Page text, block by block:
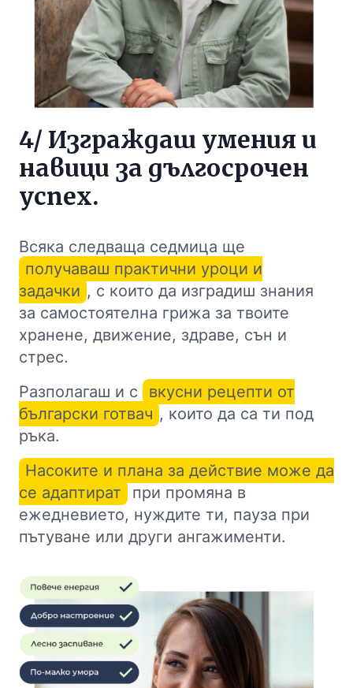
4/ Изграждаш умения и
навици за дългосрочен
успех.
Всяка следваща седмица ще
получаваш практични уроци и
задачки , с които да изградиш знания
за самостоятелна грижа за твоите
хранене, движение, здраве, сън и
стрес.
Разполагаш и с
вкусни рецепти от
български готвач , които да са ти под
ръка.
Насоките и плана за действие може да
се адаптират
при промяна в
ежедневието, нуждите ти, пауза при
пътуване или други ангажименти.